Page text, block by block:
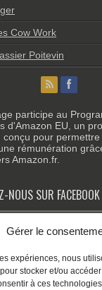
Gérer le
expériences, nous
stocker et/ou
à ces
Cow Work
Poitevin
participe au
d'Amazon EU, un
conçu pour
rémunération
Amazon.fr.
NOUS SUR FACEBOOK